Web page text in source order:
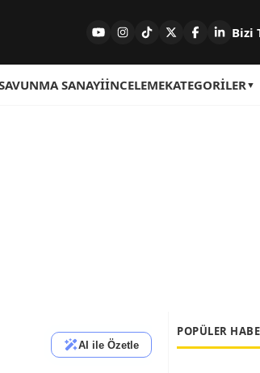
Bizi
SANAYIİNCELEMEKATEGORILER
AI ile Özetle
POPÜLER